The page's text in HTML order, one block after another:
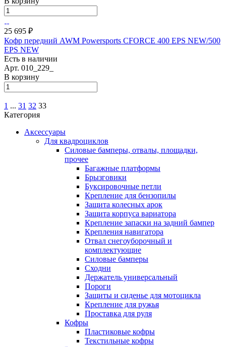
25 695 ₽
Кофр передний AWM Powersports CFORCE 400 EPS NEW/500
EPS NEW
Есть в наличии
Арт. 010_229_
В корзину
1 ... 31 32 33
Категория
Аксессуары
Для квадроциклов
Силовые бамперы, отвалы, площадки,
прочее
Багажные платформы
Брызговики
Буксировочные петли
Крепление для бензопилы
Защита колесных арок
Защита корпуса вариатора
Крепление запаски на задний бампер
Крепления навигатора
Отвал снегоуборочный и
комплектующие
Силовые бамперы
Сходни
Держатель универсальный
Пороги
Защиты и сиденье для мотоцикла
Крепление для ружья
Проставка для руля
Кофры
Пластиковые кофры
Текстильные кофры